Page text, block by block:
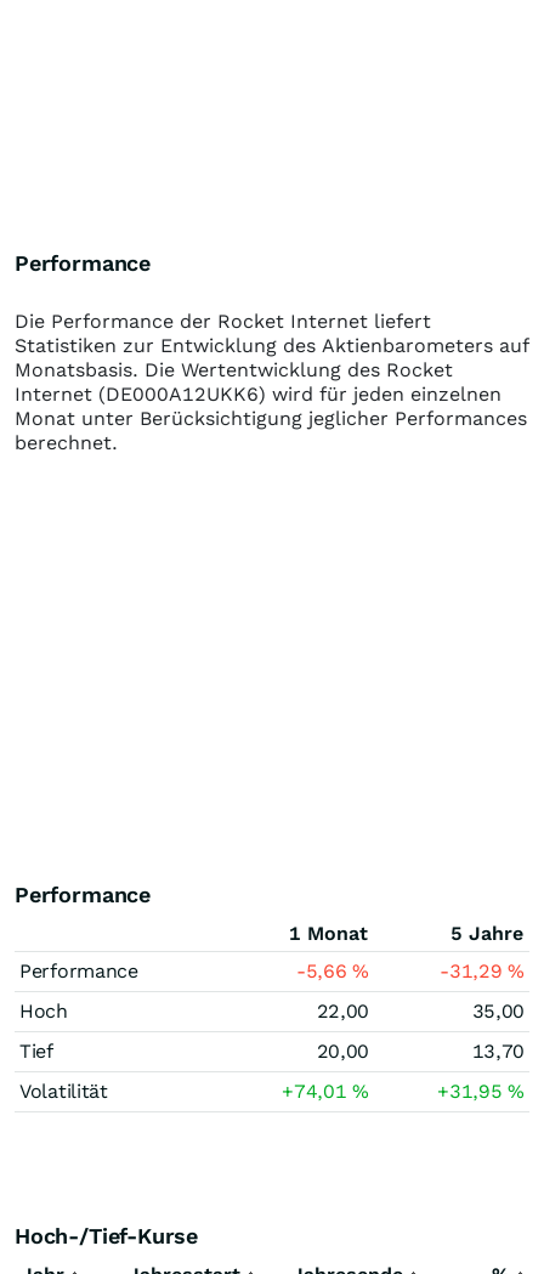
Performance
Die Performance der Rocket Internet liefert
Statistiken zur Entwicklung des Aktienbarometers auf
Monatsbasis. Die Wertentwicklung des Rocket
Internet (DE000A12UKK6) wird für jeden einzelnen
Monat unter Berücksichtigung jeglicher Performances
berechnet.
Performance
1 Monat
5 Jahre
Performance
-5,66% -31,29%
Hoch
22,00
35,00
Tief
20,00
13,70
Volatilität
+74,01% +31,95%
Hoch-/Tief-Kurse